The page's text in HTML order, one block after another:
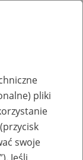
pracy
pliki
swoje